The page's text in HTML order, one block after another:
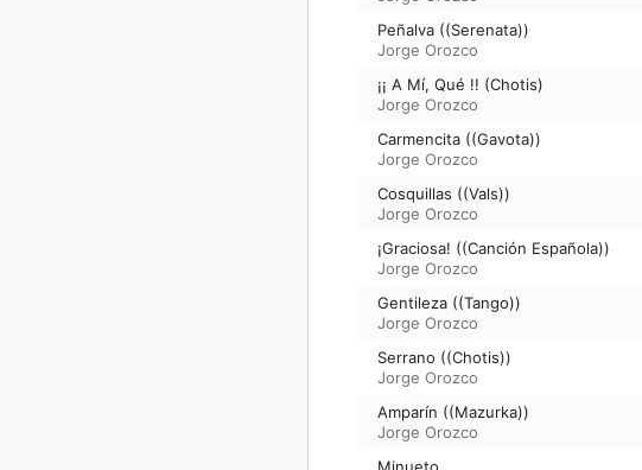
Peñalva ((Serenata))
Jorge Orozco
¡¡ A Mí, Qué !! (Chotis)
Jorge Orozco
Carmencita ((Gavota))
Jorge Orozco
Cosquillas ((Vals))
Jorge Orozco
¡Graciosa! ((Canción Española))
Jorge Orozco
Gentileza ((Tango))
Jorge Orozco
Serrano ((Chotis))
Jorge Orozco
Amparín ((Mazurka))
Jorge Orozco
Minueto